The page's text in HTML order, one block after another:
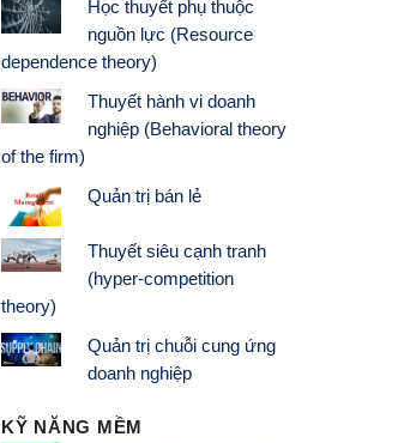
Học thuyết phụ thuộc
nguồn lực (Resource
dependence theory)
Thuyết hành vi doanh
nghiệp (Behavioral theory
of the firm)
Quản trị bán lẻ
Thuyết siêu cạnh tranh
(hyper-competition
theory)
Quản trị chuỗi cung ứng
doanh nghiệp
KỸ NĂNG MỀM